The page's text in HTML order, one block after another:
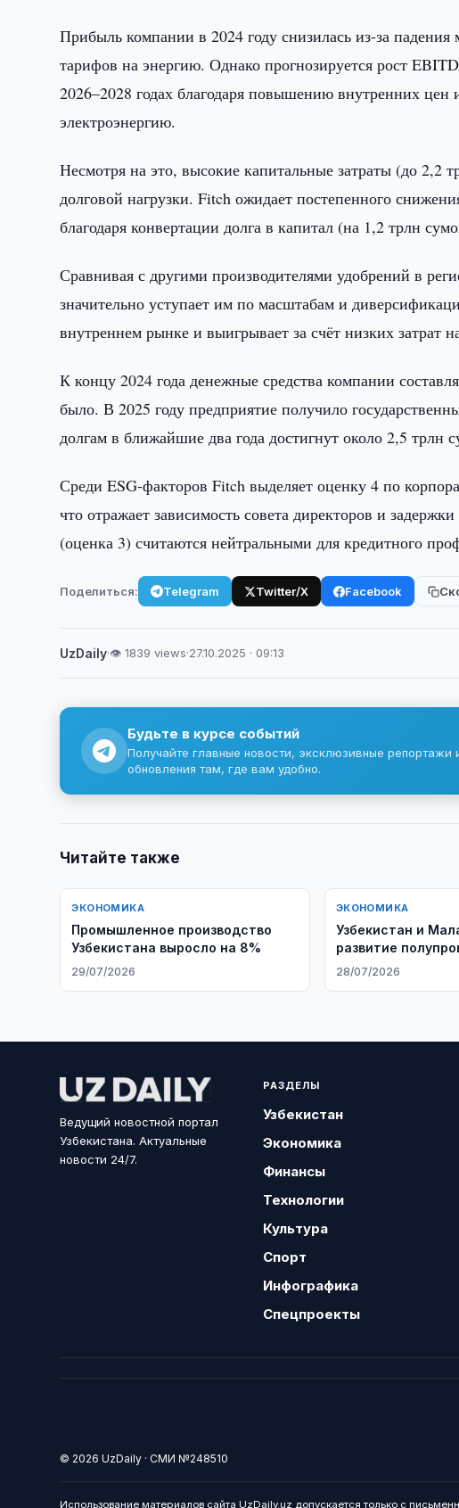
Прибыль компании в 2024 году снизилась из-за
тарифов на энергию. Однако прогнозируется рост
2026–2028 годах благодаря повышению внутренних
электроэнергию.
Несмотря на это, высокие капитальные затраты (до 2,2
долговой нагрузки. Fitch ожидает постепенного
благодаря конвертации долга в капитал (на 1,2 трлн
Сравнивая с другими производителями удобрений в
значительно уступает им по масштабам и
внутреннем рынке и выигрывает за счёт низких затрат
К концу 2024 года денежные средства компании
было. В 2025 году предприятие получило
долгам в ближайшие два года достигнут около 2,5 трлн
Среди ESG-факторов Fitch выделяет оценку 4 по
что отражает зависимость совета директоров и
(оценка 3) считаются нейтральными для кредитного
Поделиться: Telegram Twitter/X Facebook
UzDaily·👁 1839 views·27.10.2025 · 09:13
Будьте в курсе событий
Получайте главные новости, эксклюзивные репортажи
обновления там, где вам удобно.
Читайте также
ЭКОНОМИКА
Промышленное производство
Узбекистана выросло на 8%
29/07/2026
ЭКОНОМИКА
Узбекистан и
развитие
отрасли
28/07/2026
Ведущий новостной портал
Узбекистана. Актуальные
новости 24/7.
РАЗДЕЛЫ
Узбекистан
Экономика
Финансы
Технологии
Культура
Спорт
Инфографика
Спецпроекты
© 2026 UzDaily · СМИ №248510
Использование материалов сайта UzDaily.uz допускается только с